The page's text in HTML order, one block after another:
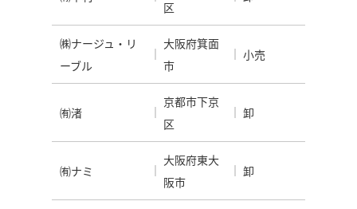
区
㈱ナージュ・リ
ーブル
大阪府箕面
市
小売
㈲渚
京都市下京
区
卸
㈲ナミ
大阪府東大
阪市
卸